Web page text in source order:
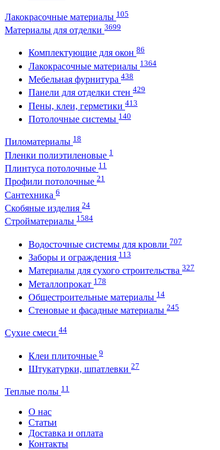
Лакокрасочные материалы 105
Материалы для отделки 3699
Комплектующие для окон 86
Лакокрасочные материалы 1364
Мебельная фурнитура 438
Панели для отделки стен 429
Пены, клеи, герметики 413
Потолочные системы 140
Пиломатериалы 18
Пленки полиэтиленовые 1
Плинтуса потолочные 11
Профили потолочные 21
Сантехника 6
Скобяные изделия 24
Стройматериалы 1584
Водосточные системы для кровли 707
Заборы и ограждения 113
Материалы для сухого строительства 327
Металлопрокат 178
Общестроительные материалы 14
Стеновые и фасадные материалы 245
Сухие смеси 44
Клеи плиточные 9
Штукатурки, шпатлевки 27
Теплые полы 11
О нас
Статьи
Доставка и оплата
Контакты